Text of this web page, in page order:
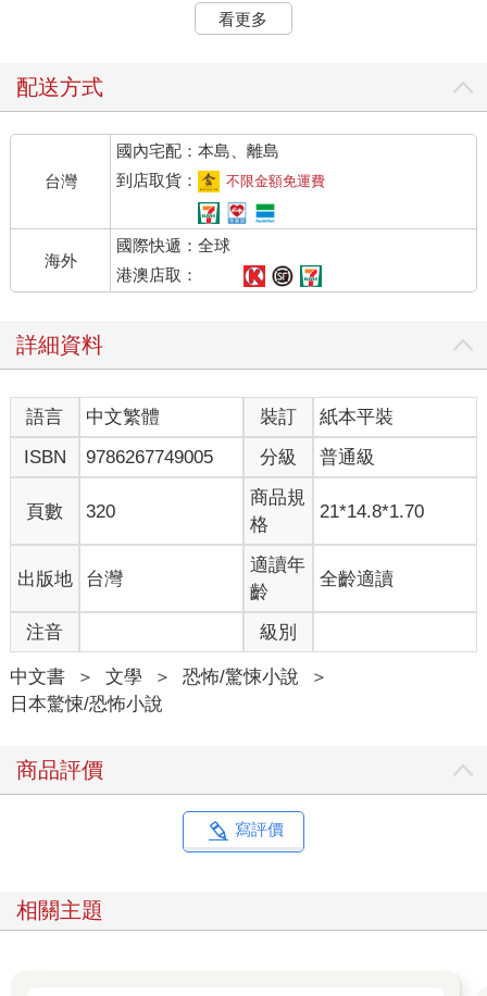
難不成是第一時間發現屍體的飯店人員洩漏出去的？
了，還把十根手指一根根地切下來殺害，那已經不是正常人能做
我臉色鐵青地凝視著手機畫面。
日向姐傳來訊息。
「沒有找到被害人的手指這點好可怕啊。」
「啊，我剛才也在留言板看到相同的想法。」
我立刻回覆，月下部先生也緊接著加入。
「對吧？就像我剛才說的，事情恐怕不只是感情糾紛那麼簡
單。」
「雄太，你在說什麼呀。醫療疏失只是傳言不是嗎？」
啦。」
「再說了，你可以去看看那些日本怪談就知道了。女人一旦因愛
成恨，可是很可怕的。」
日向姐仍然堅持是男女之間的愛恨情仇。說到這裡，月下部先生
也舉了幾個出現在怪談或文學裡赫赫有名的女性角色。
「這麼說也是。像是阿岩、於七，還有清姬也很瘋狂呢。
不知怎地，話題已經從批判有人拿命案當成遲到的藉口，變成熱
烈地猜測凶手的動機。但我突然想到的一件事。
「你們不覺得很像之前發生在東京都內的連續殺人案嗎……」
「妳是說那個模仿『新宿斷肢殺人案』的傢伙嗎？」
「嗯。同樣都是身體有一部分不見了。」
「都內到大宮的距離不到一小時，倒也不是不可能。」
這時，日向姐打斷了我們的對話。
「那個……我想到一個非常瘋狂的可能性。」
接著，她傳了一個淚眼迷濛、渾身發抖的小熊貼圖。
「發生在都內的連續殺人案，是不是跟阿幸做的夢有點像啊？」
突然冒出一個和連續殺人案八竿子打不著的名字，我嚇了一大
跳。更別說那還是完全出乎意料之外的驚悚內容，一時間害我不
日向姐完全不理會驚魂未定的我們，想到什麼就一股腦地打了出
來。那些訊息像是連續施放的煙火，毫不間斷。就像前陣子她對
看更多
配送方式
台灣
國內宅配：本島、離島
到店取貨：
不限金額免運費
海外
國際快遞：全球
港澳店取：
詳細資料
語言 中文繁體 裝訂
紙本平裝
ISBN
9786267749005 分級 普通級
頁數 320
商品規
格
21*14.8*1.70
出版地 台灣
適讀年
齡
全齡適讀
注音 級別
中文書 ＞ 文學 ＞ 恐怖/驚悚小說
＞
日本驚悚/恐怖小說
商品評價
寫評價
相關主題